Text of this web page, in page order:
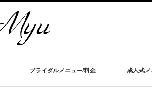
ブライダルメニュー/料金 成人式メ